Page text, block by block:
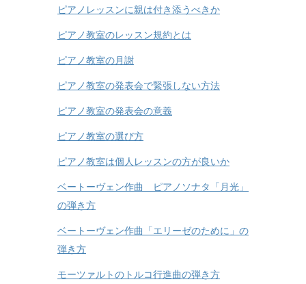
ピアノレッスンに親は付き添うべきか
ピアノ教室のレッスン規約とは
ピアノ教室の月謝
ピアノ教室の発表会で緊張しない方法
ピアノ教室の発表会の意義
ピアノ教室の選び方
ピアノ教室は個人レッスンの方が良いか
ベートーヴェン作曲 ピアノソナタ「月光」
の弾き方
ベートーヴェン作曲「エリーゼのために」の
弾き方
モーツァルトのトルコ行進曲の弾き方